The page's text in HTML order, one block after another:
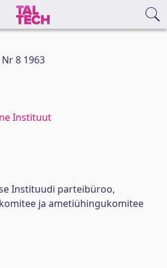
8 1963
Instituut
Instituudi parteibüroo,
ja ametiühingukomitee